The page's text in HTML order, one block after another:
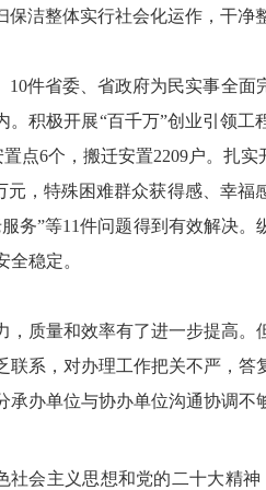
洁整体实行社会化运作，干净
10件省委、省政府为民实事全面
。积极开展“百千万”创业引领工
点6个，搬迁安置2209户。扎实
元，特殊困难群众获得感、幸
务”等11件问题得到有效解决
稳定。
质量和效率有了进一步提高。
联系，对办理工作把关不严，答
承办单位与协办单位沟通协调不
社会主义思想和党的二十大精神